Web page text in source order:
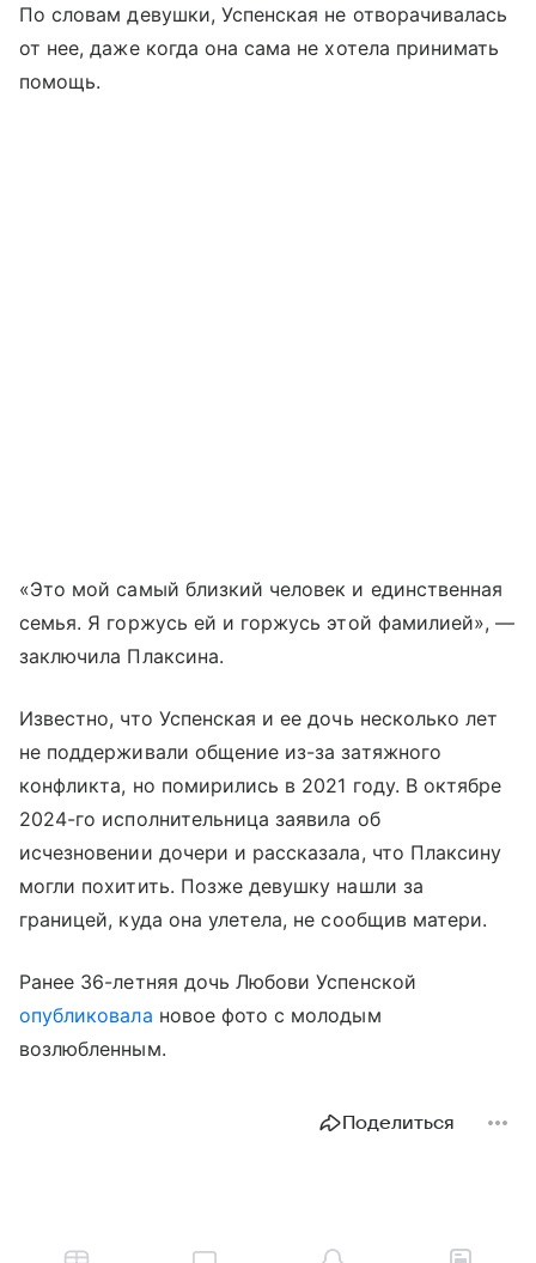
По словам девушки, Успенская не отворачивалась
от нее, даже когда она сама не хотела принимать
помощь.
«Это мой самый близкий человек и единственная
семья. Я горжусь ей и горжусь этой фамилией», —
заключила Плаксина.
Известно, что Успенская и ее дочь несколько лет
не поддерживали общение из-за затяжного
конфликта, но помирились в 2021 году. В октябре
2024-го исполнительница заявила об
исчезновении дочери и рассказала, что Плаксину
могли похитить. Позже девушку нашли за
границей, куда она улетела, не сообщив матери.
Ранее 36-летняя дочь Любови Успенской
опубликовала новое фото с молодым
возлюбленным.
Поделиться